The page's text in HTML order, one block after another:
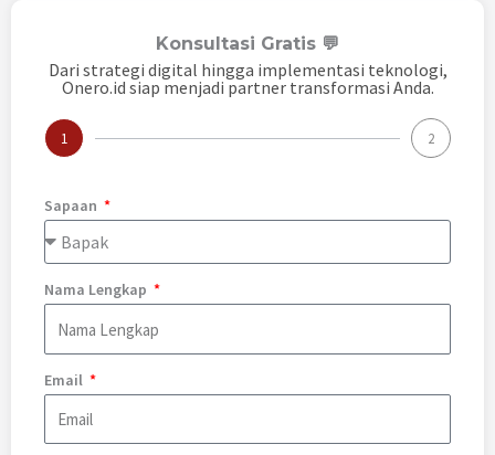
Konsultasi Gratis 💬
Dari strategi digital hingga implementasi teknologi,
Onero.id siap menjadi partner transformasi Anda.
1 2
Sapaan
Nama Lengkap
Email